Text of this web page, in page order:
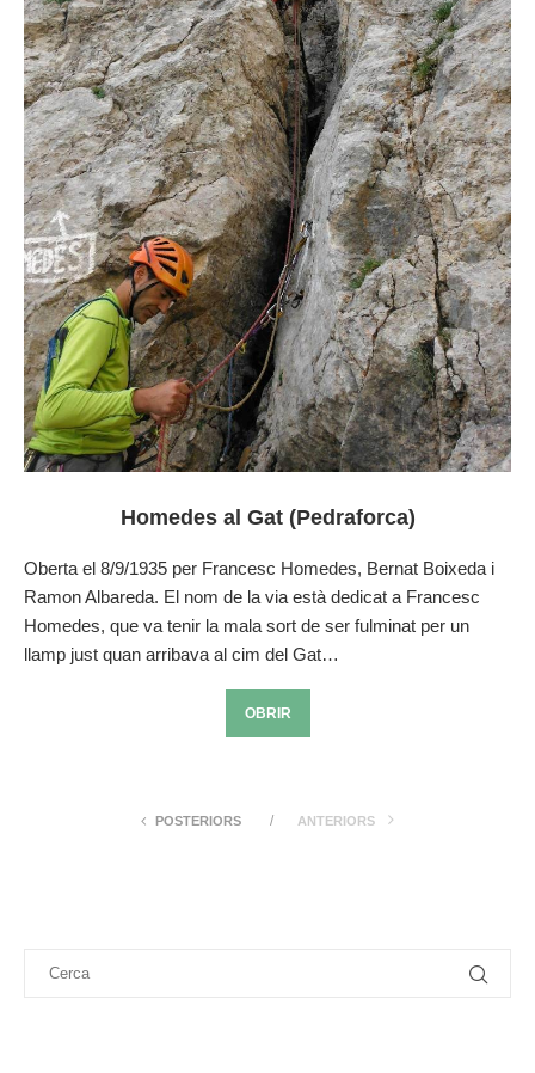
Homedes al Gat (Pedraforca)
Oberta el 8/9/1935 per Francesc Homedes, Bernat Boixeda i
Ramon Albareda. El nom de la via està dedicat a Francesc
Homedes, que va tenir la mala sort de ser fulminat per un
llamp just quan arribava al cim del Gat…
OBRIR
POSTERIORS ANTERIORS